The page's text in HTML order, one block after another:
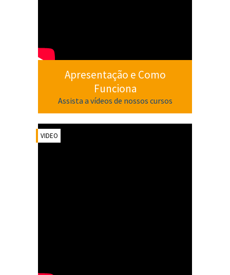
Apresentação e Como
Funciona
Assista a vídeos de nossos cursos
VIDEO